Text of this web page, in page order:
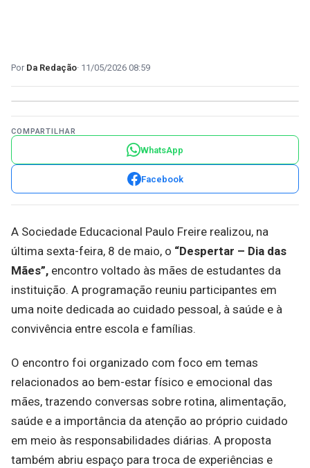
Da Redação 11/05/2026 08:59
COMPARTILHAR
WhatsApp
Facebook
A Sociedade Educacional Paulo Freire realizou, na
última sexta-feira, 8 de maio, o “Despertar – Dia das
Mães”, encontro voltado às mães de estudantes da
instituição. A programação reuniu participantes em
uma noite dedicada ao cuidado pessoal, à saúde e à
convivência entre escola e famílias.
O encontro foi organizado com foco em temas
relacionados ao bem-estar físico e emocional das
mães, trazendo conversas sobre rotina, alimentação,
saúde e a importância da atenção ao próprio cuidado
em meio às responsabilidades diárias. A proposta
também abriu espaço para troca de experiências e